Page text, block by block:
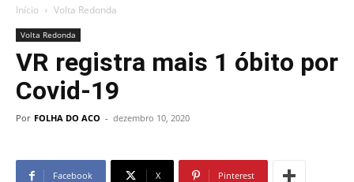
Início Volta Redonda
Volta Redonda
VR registra mais 1 óbito por
Covid-19
Por FOLHA DO ACO - dezembro 10, 2020
Facebook X Pinterest